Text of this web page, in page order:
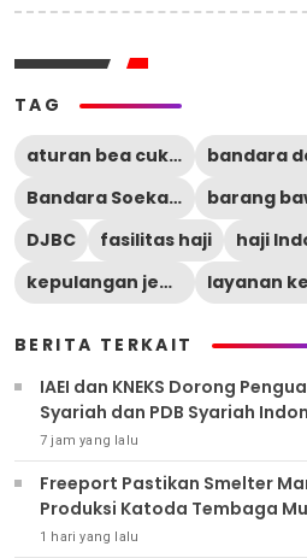
TAG
aturan bea cukai haji
Bandara Soekarno-Hatta
DJBC
fasilitas haji haji
kepulangan jemaah haji
BERITA TERKAIT
IAEI dan KNEKS Dorong
Syariah dan PDB Syariah
7 jam yang lalu
Freeport Pastikan Smelter
Produksi Katoda Tembaga
1 hari yang lalu